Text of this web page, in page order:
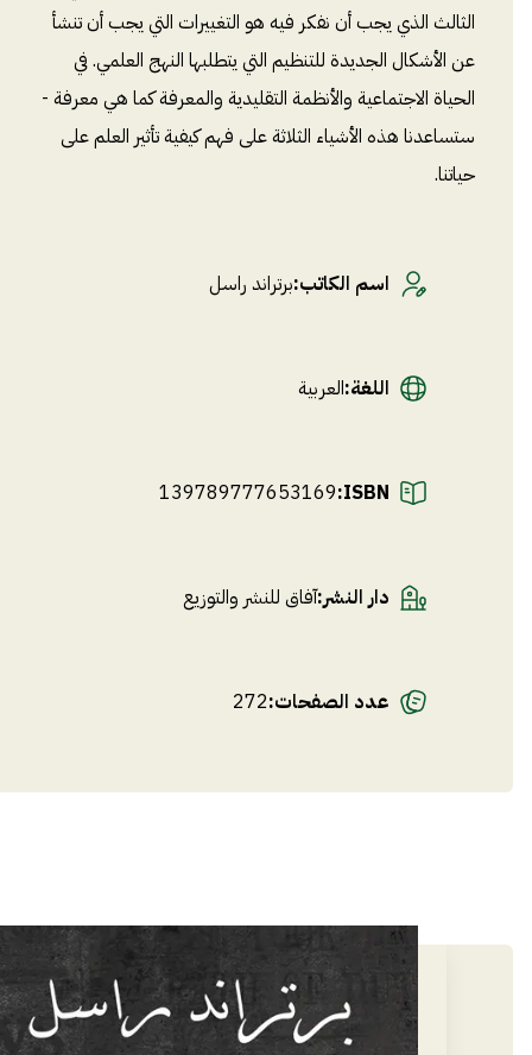
الثالث الذي يجب أن نفكر فيه هو التغييرات التي يجب أن تنشأ
عن الأشكال الجديدة للتنظيم التي يتطلبها النهج العلمي. في
الحياة الاجتماعية والأنظمة التقليدية والمعرفة كما هي معرفة -
ستساعدنا هذه الأشياء الثلاثة على فهم كيفية تأثير العلم على
حياتنا.
اسم الكاتب:برتراند راسل
اللغة:العربية
ISBN:
139789777653169
دار النشر:آفاق للنشر والتوزيع
عدد الصفحات:
272